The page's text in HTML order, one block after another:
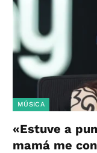
MÚSICA
«Estuve a
mamá me